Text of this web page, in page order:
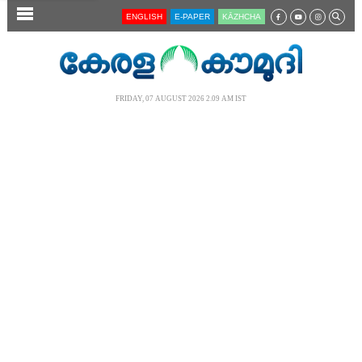
SECTIONS ENGLISH E-PAPER KĀZHCHA
FRIDAY, 07 AUGUST 2026 2.09 AM IST